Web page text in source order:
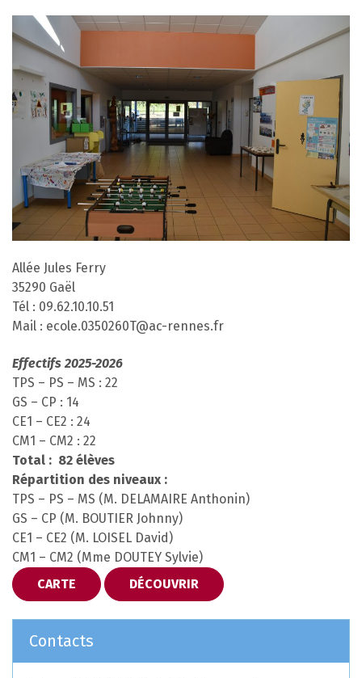
Allée Jules Ferry
35290 Gaël
Tél : 09.62.10.10.51
Mail : ecole.0350260T@ac-rennes.fr
Effectifs 2025-2026
TPS – PS – MS : 22
GS – CP : 14
CE1 – CE2 : 24
CM1 – CM2 : 22
Total : 82 élèves
Répartition des niveaux :
TPS – PS – MS (M. DELAMAIRE Anthonin)
GS – CP (M. BOUTIER Johnny)
CE1 – CE2 (M. LOISEL David)
CM1 – CM2 (Mme DOUTEY Sylvie)
CARTE
DÉCOUVRIR
Contacts